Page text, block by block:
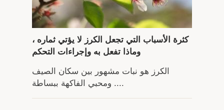
كثرة الأسباب التي تجعل الكرز لا يؤتي ثماره ،
وماذا تفعل به وإجراءات التحكم
الكرز هو نبات مشهور بين سكان الصيف
ومحبي الفاكهة ببساطة ....